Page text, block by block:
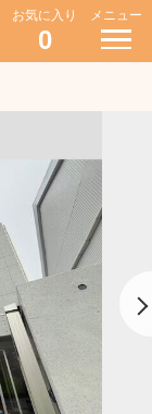
お気に入り
0
メニュー